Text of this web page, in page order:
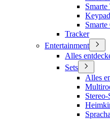
Smarte
Tracker
Entertainment
Alles
Sets
Alles
Stereo-